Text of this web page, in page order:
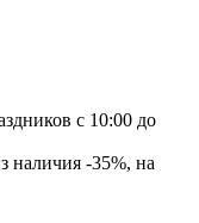
с 10:00 до
наличия -35%, на